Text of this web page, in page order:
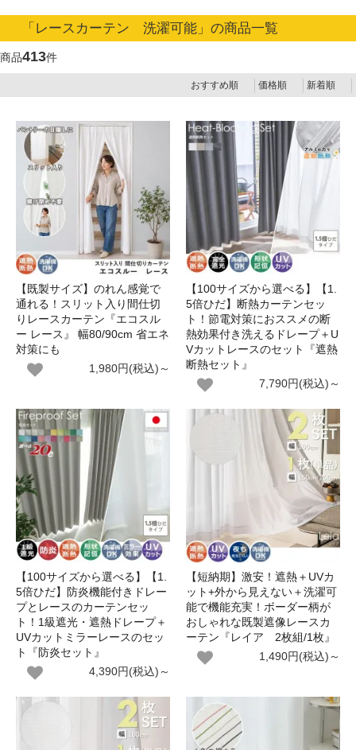
「レースカーテン 洗濯可能」の商品一覧
商品413件
おすすめ順 価格順 新着順
【既製サイズ】のれん感覚で
通れる！スリット入り間仕切
りレースカーテン『エコスル
ー レース』 幅80/90cm 省エネ
対策にも
1,980円(税込)～
【100サイズから選べる】【1.
5倍ひだ】断熱カーテンセッ
ト！節電対策におススメの断
熱効果付き洗えるドレープ＋U
Vカットレースのセット『遮熱
断熱セット』
7,790円(税込)～
【100サイズから選べる】【1.
5倍ひだ】防炎機能付きドレー
プとレースのカーテンセッ
ト！1級遮光・遮熱ドレープ＋
UVカットミラーレースのセッ
ト『防炎セット』
4,390円(税込)～
【短納期】激安！遮熱＋UVカ
ット+外から見えない＋洗濯可
能で機能充実！ボーダー柄が
おしゃれな既製遮像レースカ
ーテン『レイア 2枚組/1枚』
1,490円(税込)～